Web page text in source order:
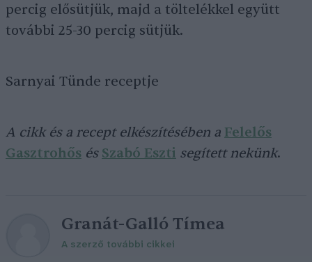
percig elősütjük, majd a töltelékkel együtt
további 25-30 percig sütjük.
Sarnyai Tünde receptje
A cikk és a recept elkészítésében a Felelős
Gasztrohős és Szabó Eszti segített nekünk.
Granát-Galló Tímea
A szerző további cikkei